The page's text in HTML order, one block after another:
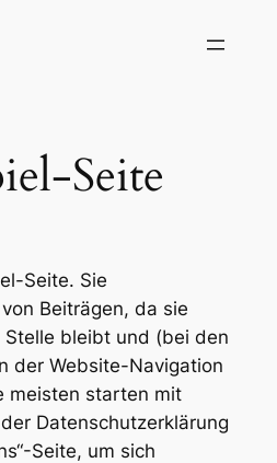
Seite
Seite. Sie
Beiträgen, da sie
bleibt und (bei den
der Website-Navigation
meisten starten mit
Datenschutzerklärung
Seite, um sich